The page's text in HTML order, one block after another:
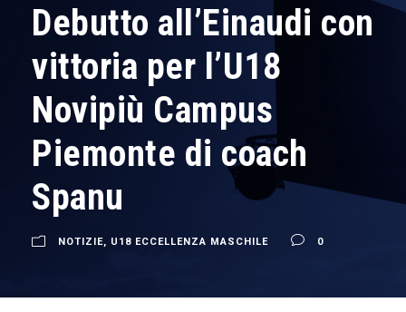
Debutto all’Einaudi con
vittoria per l’U18
Novipiù Campus
Piemonte di coach
Spanu
NOTIZIE, U18 ECCELLENZA MASCHILE 0